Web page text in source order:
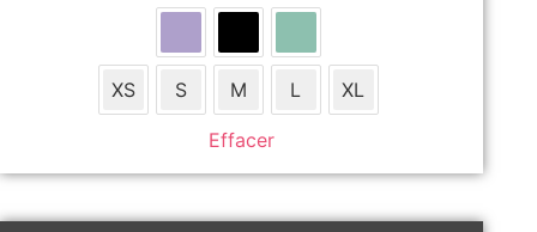
XS S M L XL